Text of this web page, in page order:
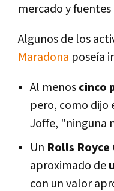
mercado y
Algunos de los
Maradona poseía
Al menoscinco
pero, como dijo
Joffe, "ninguna
Un Rolls Royce
aproximado de
con un valor